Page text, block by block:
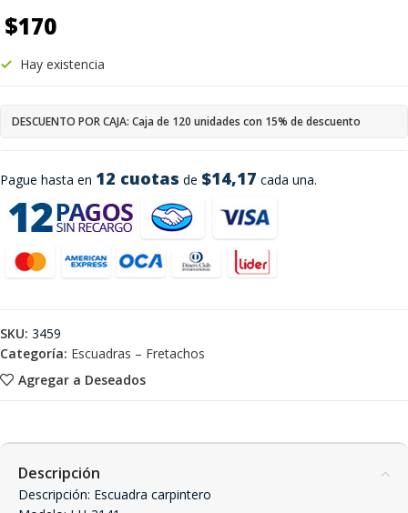
$170
Pague hasta en 12 cuotas de $14,17 cada una.
Hay existencia
DESCUENTO POR CAJA: Caja de 120 unidades con 15% de descuento
Agregar a Deseados
SKU: 3459
Categoría: Escuadras – Fretachos
Descripción
Descripción: Escuadra carpintero